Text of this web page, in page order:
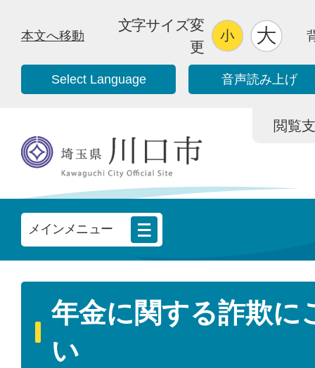
本文へ移動
文字サイズ変
更
Select Language 音声読み上げ
閲覧
メインメニュー
年金に関する詐欺に
い